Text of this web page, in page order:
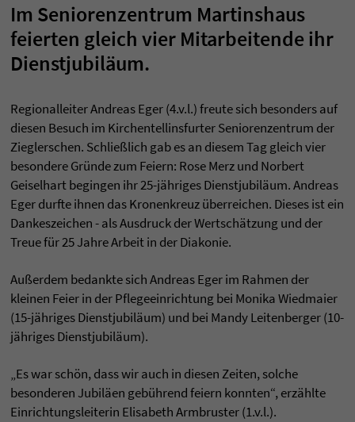
Im Seniorenzentrum Martinshaus
feierten gleich vier Mitarbeitende ihr
Dienstjubiläum.
Regionalleiter Andreas Eger (4.v.l.) freute sich besonders auf
diesen Besuch im Kirchentellinsfurter Seniorenzentrum der
Zieglerschen. Schließlich gab es an diesem Tag gleich vier
besondere Gründe zum Feiern: Rose Merz und Norbert
Geiselhart begingen ihr 25-jähriges Dienstjubiläum. Andreas
Eger durfte ihnen das Kronenkreuz überreichen. Dieses ist ein
Dankeszeichen - als Ausdruck der Wertschätzung und der
Treue für 25 Jahre Arbeit in der Diakonie.
Außerdem bedankte sich Andreas Eger im Rahmen der
kleinen Feier in der Pflegeeinrichtung bei Monika Wiedmaier
(15-jähriges Dienstjubiläum) und bei Mandy Leitenberger (10-
jähriges Dienstjubiläum).
„Es war schön, dass wir auch in diesen Zeiten, solche
besonderen Jubiläen gebührend feiern konnten“, erzählte
Einrichtungsleiterin Elisabeth Armbruster (1.v.l.).